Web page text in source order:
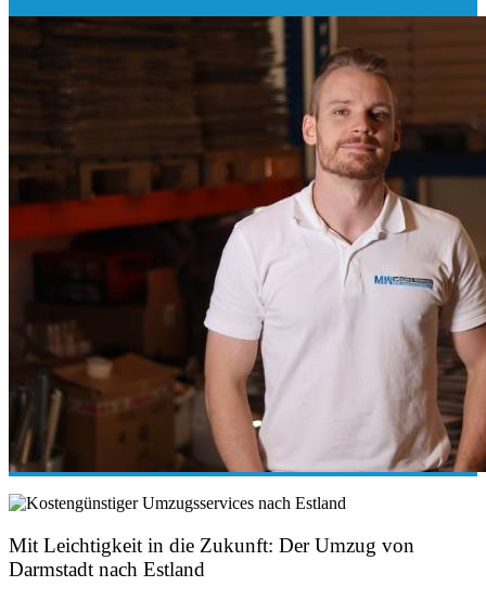
Mit Leichtigkeit in die Zukunft: Der Umzug von
Darmstadt nach Estland